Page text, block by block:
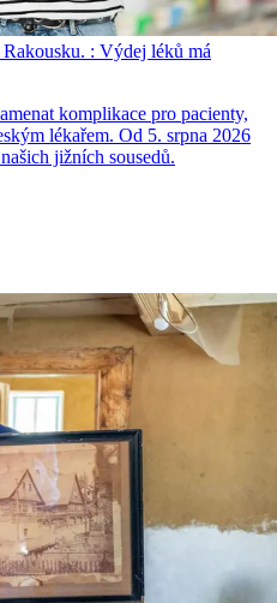
: Výdej léků má
komplikace pro pacienty,
lékařem. Od 5. srpna 2026
jižních sousedů.